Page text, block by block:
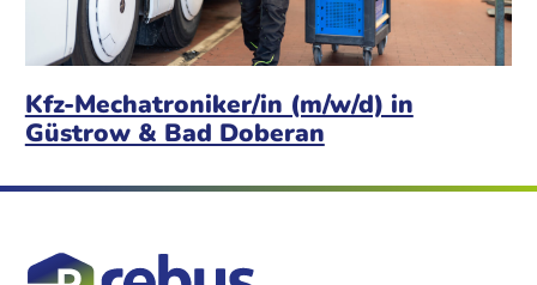
Kfz-Mechatroniker/in (m/w/d) in
Güstrow & Bad Doberan